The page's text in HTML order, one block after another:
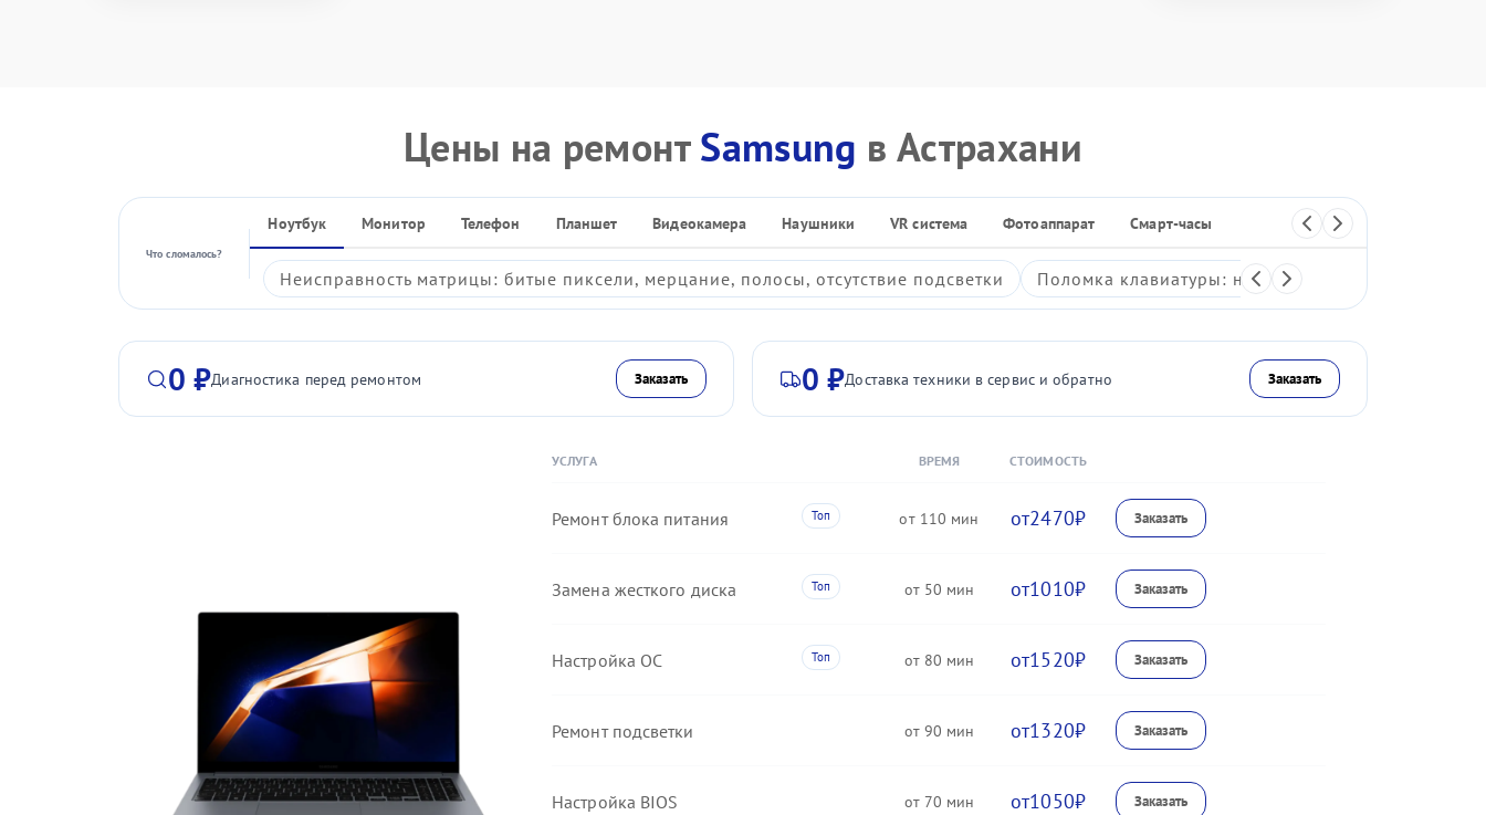
Цены на ремонтSamsung в Астрахани
Что сломалось?
Ноутбук Монитор Телефон Планшет Видеокамера Наушники VR система Фотоаппарат Смарт-часы Пылесос Стиральная машина
Неисправность матрицы: битые пиксели, мерцание, полосы, отсутствие подсветки Поломка клавиатуры: неработающие клавиши,
0 ₽Диагностика перед ремонтом Заказать 0 ₽Доставка техники в сервис и обратно Заказать
УСЛУГА ВРЕМЯ СТОИМОСТЬ
Ремонт блока питания 110 2470
Замена жесткого диска 50 1010
Настройка ОС 80 1520
Ремонт подсветки 90 1320
Настройка BIOS 70 1050